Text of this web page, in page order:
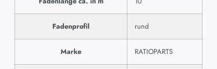
Fadenprofil rund
Marke RATIOPARTS